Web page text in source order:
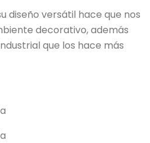
diseño versátil hace que nos
decorativo, además
que los hace más